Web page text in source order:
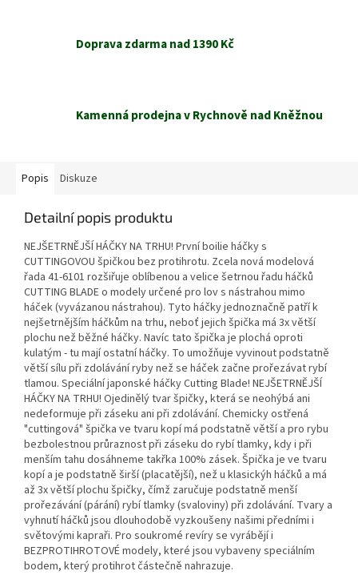
Doprava zdarma nad 1390 Kč
Kamenná prodejna v Rychnově nad Kněžnou
Popis Diskuze
Detailní popis produktu
NEJŠETRNĚJŠÍ HÁČKY NA TRHU! První boilie háčky s
CUTTINGOVOU špičkou bez protihrotu. Zcela nová modelová
řada 41-6101 rozšiřuje oblíbenou a velice šetrnou řadu háčků
CUTTING BLADE o modely určené pro lov s nástrahou mimo
háček (vyvázanou nástrahou). Tyto háčky jednoznačně patří k
nejšetrnějším háčkům na trhu, neboť jejich špička má 3x větší
plochu než běžné háčky. Navíc tato špička je plochá oproti
kulatým - tu mají ostatní háčky. To umožňuje vyvinout podstatně
větší sílu při zdolávání ryby než se háček začne prořezávat rybí
tlamou. Speciální japonské háčky Cutting Blade! NEJŠETRNĚJŠÍ
HÁČKY NA TRHU! Ojedinělý tvar špičky, která se neohýbá ani
nedeformuje při záseku ani při zdolávání. Chemicky ostřená
"cuttingová" špička ve tvaru kopí má podstatně větší a pro rybu
bezbolestnou průraznost při záseku do rybí tlamky, kdy i při
menším tahu dosáhneme takřka 100% zásek. Špička je ve tvaru
kopí a je podstatně širší (placatější), než u klasickýh háčků a má
až 3x větší plochu špičky, čímž zaručuje podstatně menší
prořezávání (párání) rybí tlamky (svaloviny) při zdolávání. Tvary a
vyhnutí háčků jsou dlouhodobě vyzkoušeny našimi předními i
světovými kapraři. Pro soukromé revíry se vyrábějí i
BEZPROTIHROTOVÉ modely, které jsou vybaveny speciálním
bodem, který protihrot částečně nahrazuje.